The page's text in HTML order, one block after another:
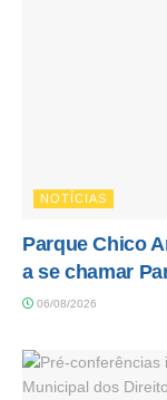
NOTÍCIAS
Parque Chico
a se chamar
06/08/2026